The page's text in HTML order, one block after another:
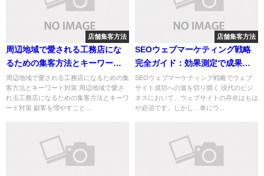
店舗集客方法
周辺地域で愛される工務店にな
るための集客方法とキーワード
対策
周辺地域で愛される工務店になるための集
客方法とキーワード対策 周辺地域で愛さ
れる工務店になるための集客方法とキーワ
ード対策 顧客を増やすこと...
店舗集客方法
SEOウェブマーケティング戦略
完全ガイド：効果測定で成果を
最大化！
SEOウェブマーケティング戦略でウェブ
サイト成功への道を切り開く 現代のビジ
ネスにおいて、ウェブサイトの存在はもは
や必須です。しかし、単にウ...